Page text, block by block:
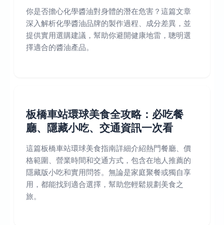
你是否擔心化學醬油對身體的潛在危害？這篇文章
深入解析化學醬油品牌的製作過程、成分差異，並
提供實用選購建議，幫助你避開健康地雷，聰明選
擇適合的醬油產品。
板橋車站環球美食全攻略：必吃餐
廳、隱藏小吃、交通資訊一次看
這篇板橋車站環球美食指南詳細介紹熱門餐廳、價
格範圍、營業時間和交通方式，包含在地人推薦的
隱藏版小吃和實用問答。無論是家庭聚餐或獨自享
用，都能找到適合選擇，幫助您輕鬆規劃美食之
旅。